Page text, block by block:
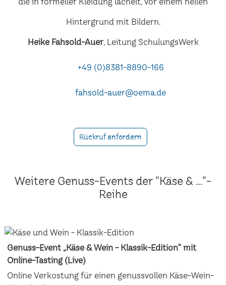
Heike Fahsold-Auer, Leitung SchulungsWerk
+49 (0)8381-8890-166
fahsold-auer@oema.de
Rückruf anfordern
Weitere Genuss-Events der "Käse & ..."-
Reihe
Genuss-Event „Käse & Wein - Klassik-Edition" mit
Online-Tasting (Live)
Online Verkostung für einen genussvollen Käse-Wein-